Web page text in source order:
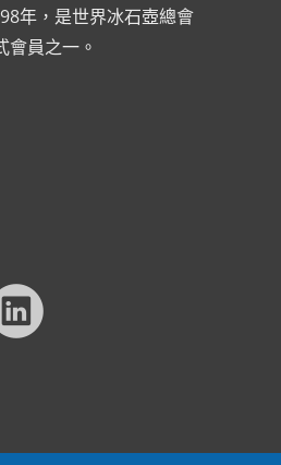
年，是世界冰石壺總會
員之一。